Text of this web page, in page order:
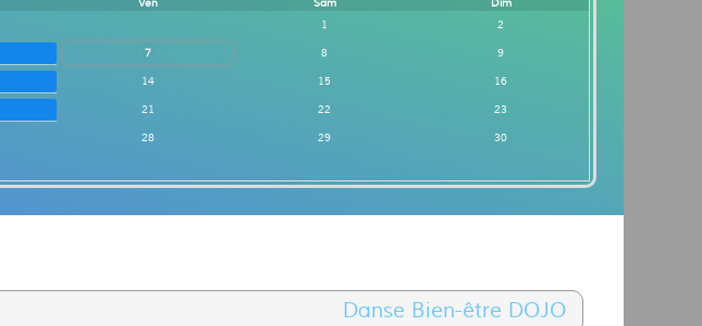
Ven Sam
Dim
1
2
7 8
9
14 15
16
21 22
23
28 29
30
Danse Bien-être DOJO